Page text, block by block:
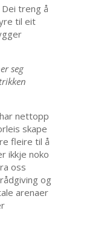
treng å
til eit
seg
nettopp
skape
fleire til å
ikkje noko
oss
og
arenaer